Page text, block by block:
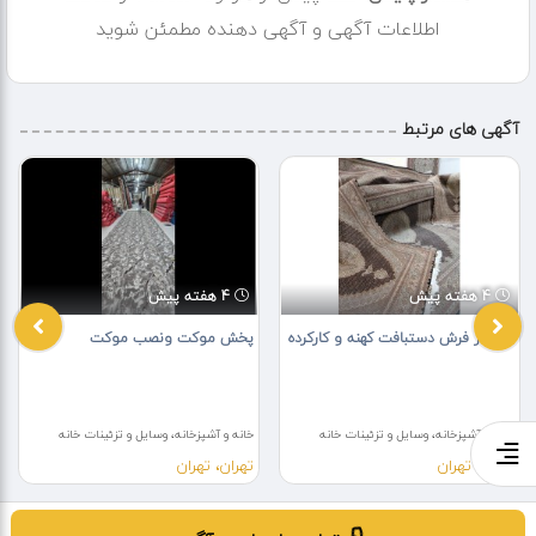
شهرستان و بافنده خرید نداریم
اطلاعات آگهی و آگهی دهنده مطمئن شوید
آگهی های مرتبط
4 هفته پیش
پخش موکت ونصب موکت
خانه و آشپزخانه، وسایل و تزئینات خانه
تهران، تهران
4 هفته پیش
خریدار فرش دستبافت کهنه و کارکرده
خانه و آشپزخانه، وسایل و تزئینات خانه
تهران، تهران